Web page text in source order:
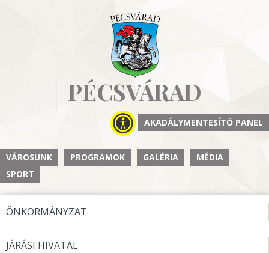
PÉCSVÁRAD
AKADÁLYMENTESÍTŐ PANEL
VÁROSUNK PROGRAMOK GALÉRIA
MÉDIA
SPORT
ÖNKORMÁNYZAT
JÁRÁSI HIVATAL